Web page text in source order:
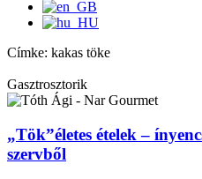
Címke: kakas töke
Gasztrosztorik
„Tök”életes ételek –
szervből